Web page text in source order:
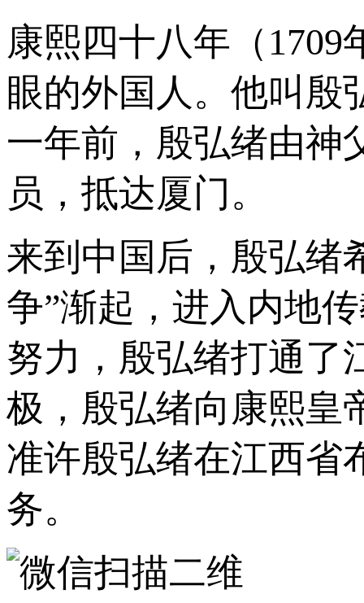
康熙四十八年（
眼的外国人。他叫殷
一年前，殷弘绪由神
员，抵达厦门。
来到中国后，殷弘绪
争”渐起，进入内地
努力，殷弘绪打通了
极，殷弘绪向康熙皇
准许殷弘绪在江西省
务。